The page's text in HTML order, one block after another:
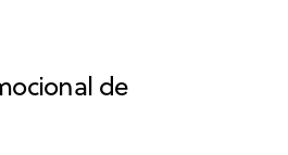
de